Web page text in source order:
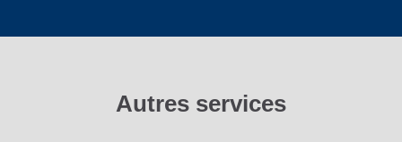
Autres services